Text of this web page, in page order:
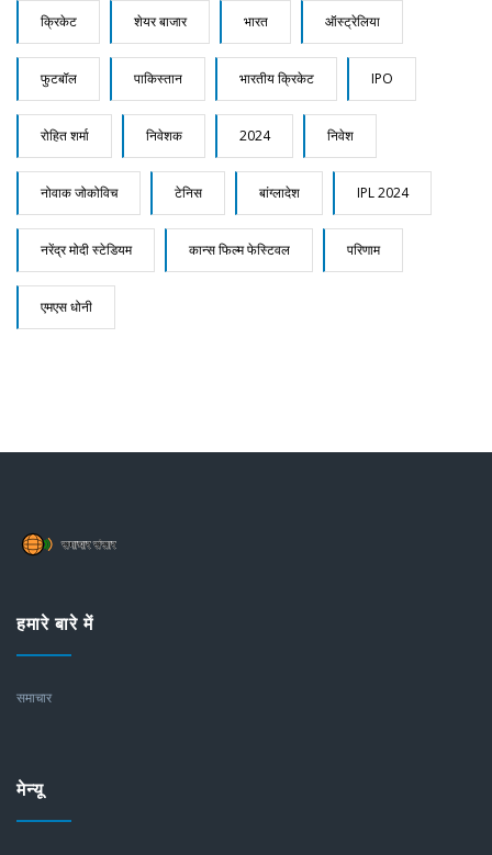
क्रिकेट शेयर बाजार भारत ऑस्ट्रेलिया
फुटबॉल पाकिस्तान भारतीय क्रिकेट IPO
रोहित शर्मा निवेशक 2024 निवेश
नोवाक जोकोविच टेनिस बांग्लादेश IPL 2024
नरेंद्र मोदी स्टेडियम कान्स फिल्म फेस्टिवल परिणाम
एमएस धोनी
हमारे बारे में
समाचार
मेन्यू